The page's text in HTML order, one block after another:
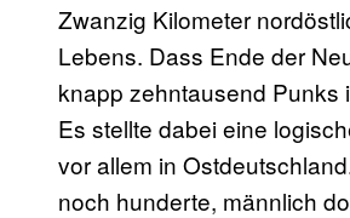
Zwanzig Kilometer
Lebens. Dass Ende der
knapp zehntausend Punks
Es stellte dabei eine
vor allem in
noch hunderte, männlich